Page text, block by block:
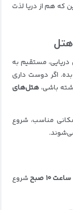
که هم از دریا لذت
دریایی، مستقیم به
اگر دوست داری
باشی،هتل‌های
مناسب، شروع
ساعت ۱۰ صبح
شروع